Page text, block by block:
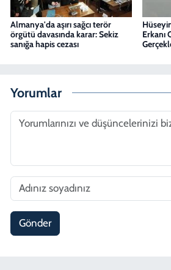
Almanya'da aşırı sağcı terör
örgütü davasında karar: Sekiz
sanığa hapis cezası
Erkanı
Yorumlar
Gönder